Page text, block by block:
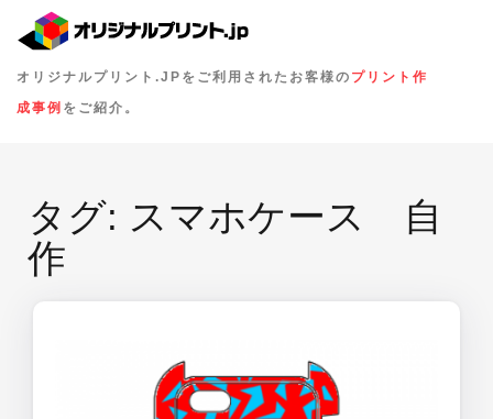
オリジナルプリント.JPをご利用されたお客様の プリント作
成事例 をご紹介。
タグ: スマホケース 自
作